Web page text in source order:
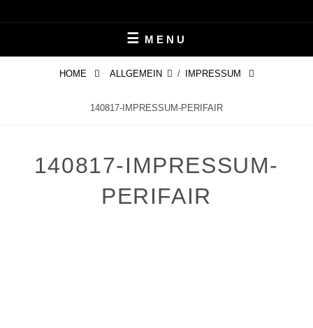
to
PERIFAIR
MENU
HOME ALLGEMEIN / IMPRESSUM
140817-IMPRESSUM-PERIFAIR
140817-IMPRESSUM-
PERIFAIR